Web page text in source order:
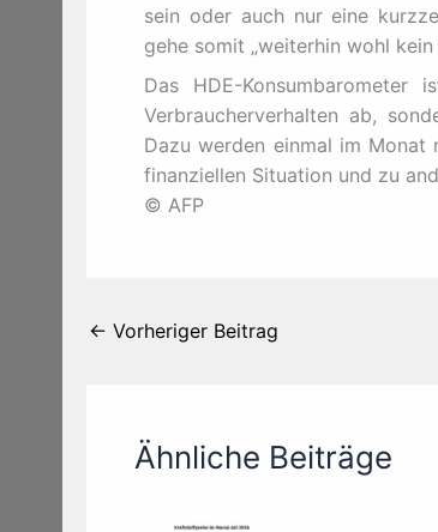
sein oder auch nur eine
gehe somit „weiterhin wohl
Das HDE-
Verbraucherverhalten ab,
Dazu werden einmal im Monat
finanziellen Situation und zu
© AFP
← Vorheriger Beitrag
Ähnliche Beiträge